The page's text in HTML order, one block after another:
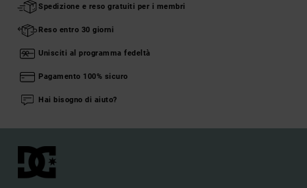
Spedizione e reso gratuiti per i membri
Reso entro 30 giorni
Unisciti al programma fedeltà
Pagamento 100% sicuro
Hai bisogno di aiuto?